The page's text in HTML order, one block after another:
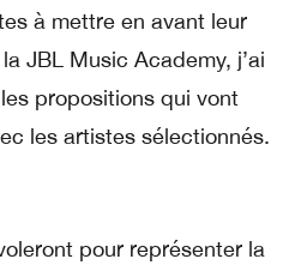
à mettre en avant leur
JBL Music Academy, j’ai
propositions qui vont
les artistes sélectionnés.
pour représenter la